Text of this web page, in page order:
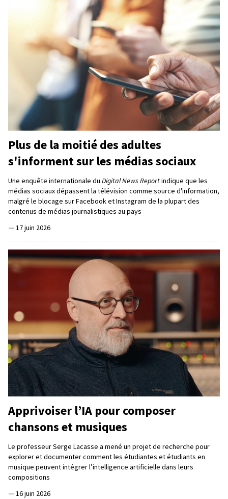
Plus de la moitié des adultes
s'informent sur les médias sociaux
Une enquête internationale du Digital News Reportindique que les
médias sociaux dépassent la télévision comme source d'information,
malgré le blocage sur Facebook et Instagram de la plupart des
contenus de médias journalistiques au pays
— 17 juin 2026
Apprivoiser l’IA pour composer
chansons et musiques
Le professeur Serge Lacasse a mené un projet de recherche pour
explorer et documenter comment les étudiantes et étudiants en
musique peuvent intégrer l’intelligence artificielle dans leurs
compositions
— 16 juin 2026